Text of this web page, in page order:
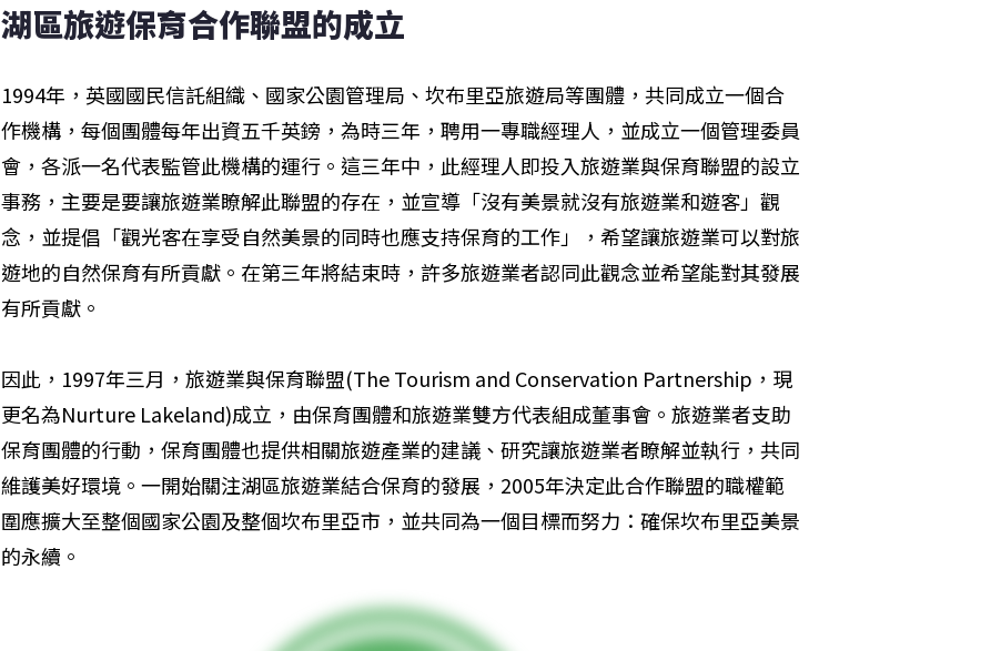
湖區旅遊保育合作聯盟的成立
1994年，英國國民信託組織、國家公園管理局、坎布里亞旅遊局等團體，共同成立一個合
作機構，每個團體每年出資五千英鎊，為時三年，聘用一專職經理人，並成立一個管理委員
會，各派一名代表監管此機構的運行。這三年中，此經理人即投入旅遊業與保育聯盟的設立
事務，主要是要讓旅遊業瞭解此聯盟的存在，並宣導「沒有美景就沒有旅遊業和遊客」觀
念，並提倡「觀光客在享受自然美景的同時也應支持保育的工作」，希望讓旅遊業可以對旅
遊地的自然保育有所貢獻。在第三年將結束時，許多旅遊業者認同此觀念並希望能對其發展
有所貢獻。
因此，1997年三月，旅遊業與保育聯盟(The Tourism and Conservation Partnership，現
更名為Nurture Lakeland)成立，由保育團體和旅遊業雙方代表組成董事會。旅遊業者支助
保育團體的行動，保育團體也提供相關旅遊產業的建議、研究讓旅遊業者瞭解並執行，共同
維護美好環境。一開始關注湖區旅遊業結合保育的發展，2005年決定此合作聯盟的職權範
圍應擴大至整個國家公園及整個坎布里亞市，並共同為一個目標而努力：確保坎布里亞美景
的永續。